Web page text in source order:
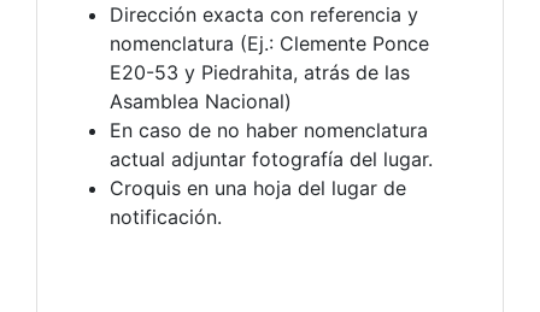
Dirección exacta con referencia y
nomenclatura (Ej.: Clemente Ponce
E20-53 y Piedrahita, atrás de las
Asamblea Nacional)
En caso de no haber nomenclatura
actual adjuntar fotografía del lugar.
Croquis en una hoja del lugar de
notificación.